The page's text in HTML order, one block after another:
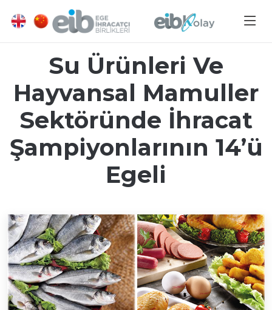
Su Ürünleri Ve
Hayvansal Mamuller
Sektöründe İhracat
Şampiyonlarının 14’ü
Egeli